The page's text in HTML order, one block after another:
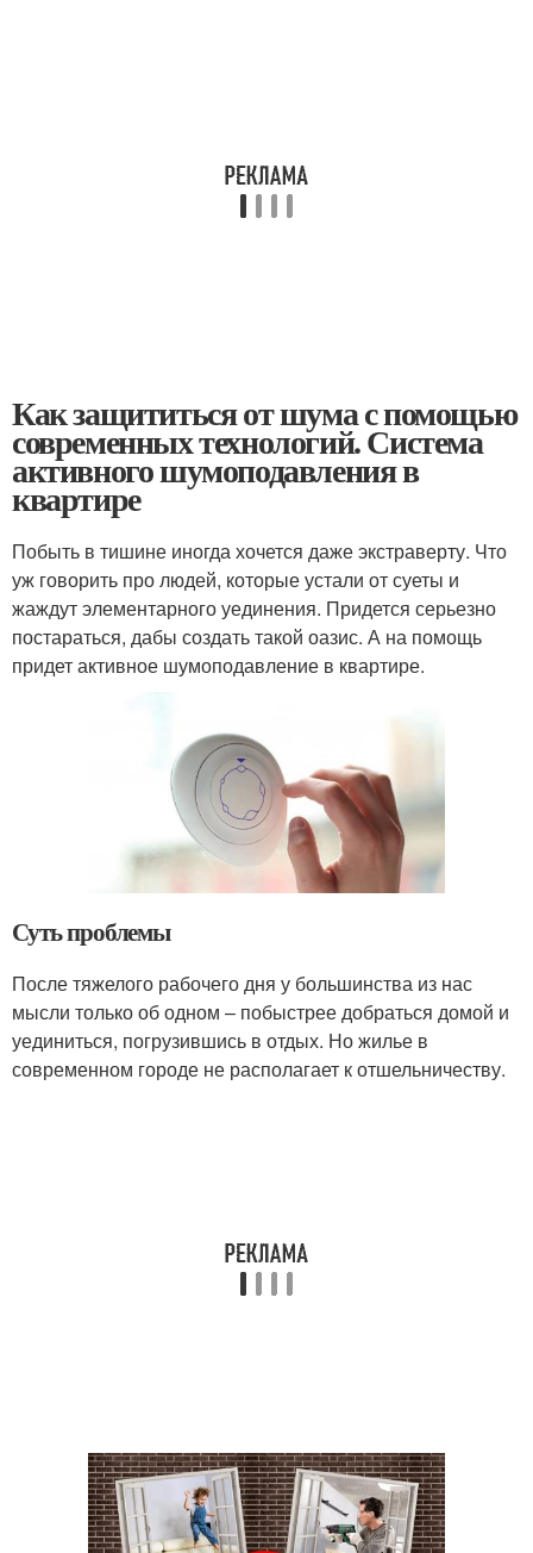
Как защититься от шума с помощью
современных технологий. Система
активного шумоподавления в
квартире
Побыть в тишине иногда хочется даже экстраверту. Что
уж говорить про людей, которые устали от суеты и
жаждут элементарного уединения. Придется серьезно
постараться, дабы создать такой оазис. А на помощь
придет активное шумоподавление в квартире.
Суть проблемы
После тяжелого рабочего дня у большинства из нас
мысли только об одном – побыстрее добраться домой и
уединиться, погрузившись в отдых. Но жилье в
современном городе не располагает к отшельничеству.